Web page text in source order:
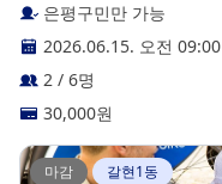
은평구민만 가능
2026.06.15. 오전 09:00
2 / 6명
30,000원
마감 갈현1동